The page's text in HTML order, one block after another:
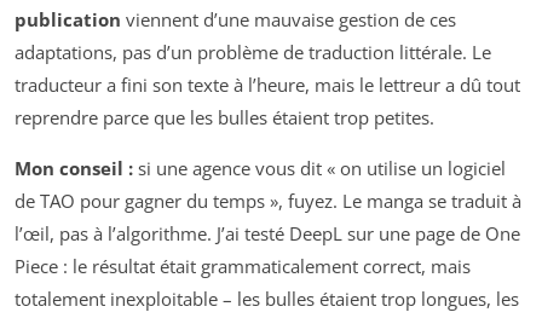
publication viennent d’une mauvaise gestion de ces
adaptations, pas d’un problème de traduction littérale. Le
traducteur a fini son texte à l’heure, mais le lettreur a dû tout
reprendre parce que les bulles étaient trop petites.
Mon conseil : si une agence vous dit « on utilise un logiciel
de TAO pour gagner du temps », fuyez. Le manga se traduit à
l’œil, pas à l’algorithme. J’ai testé DeepL sur une page de One
Piece : le résultat était grammaticalement correct, mais
totalement inexploitable – les bulles étaient trop longues, les